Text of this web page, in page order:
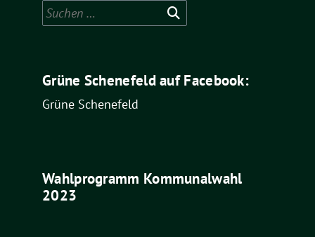
Suchen
nach:
Grüne Schenefeld auf Facebook:
Grüne Schenefeld
Wahlprogramm Kommunalwahl
2023